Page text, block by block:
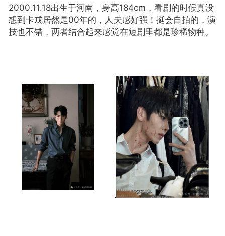
2000.11.18出生于河南，身高184cm，看剧的时候真没
想到卡戎居然是00年的，人夫感好强！挺会自拍的，演
技也不错，两者结合起来感觉在短剧里都是珍稀物种。